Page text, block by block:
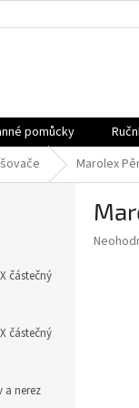
pomůcky
Marolex
částečný
částečný
a nerez